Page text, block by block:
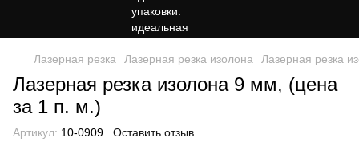
Лазерная резка Лазерная резка изолона Лазерная резка
Лазерная резка изолона 9 мм, (цена
за 1 п. м.)
Артикул: 10-0909 Оставить отзыв